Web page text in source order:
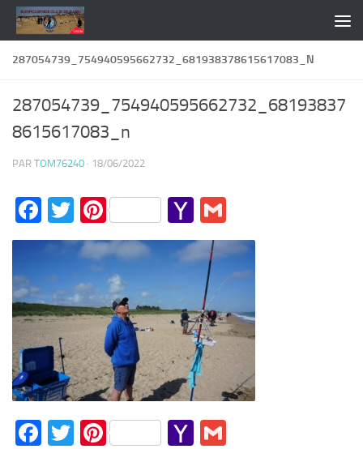
Skip to content
287054739_754940595662732_681938378615617083_N
287054739_754940595662732_68193837
8615617083_n
PAR TOM76240 · 18/06/2022
Facebook
TwitterPinterestYahoo
Mail
Facebook
TwitterPinterestYahoo